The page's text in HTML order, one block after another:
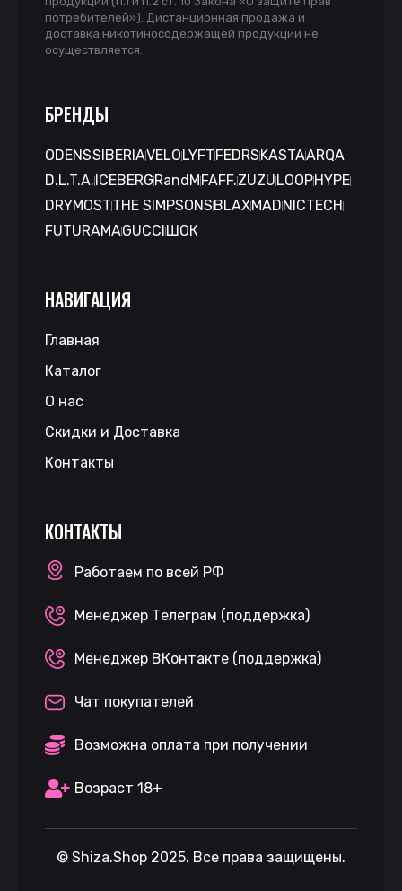
потребителей»). Дистанционная продажа и
доставка никотиносодержащей продукции не
осуществляется.
БРЕНДЫ
ODENSSIBERIAVELO LYFT FEDRS KASTAARQA
D.L.T.A. ICEBERG RandM FAFF.ZUZU LOOPHYPE
DRYMOSTTHE SIMPSONS BLAXMAD NICTECH
FUTURAMAGUCCI ШОК
НАВИГАЦИЯ
Главная
Каталог
О нас
Скидки и Доставка
Контакты
КОНТАКТЫ
Работаем по всей РФ
Менеджер Телеграм (поддержка)
Менеджер ВКонтакте (поддержка)
Чат покупателей
Возможна оплата при получении
Возраст 18+
© Shiza.Shop 2025. Все права защищены.